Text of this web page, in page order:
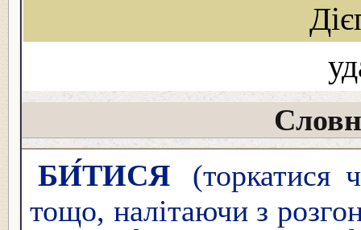
БИ́ТИСЯ
(торкатися
тощо, налітаючи з